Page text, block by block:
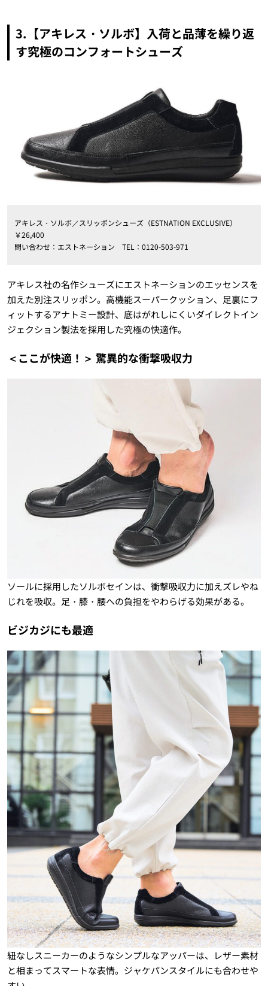
3.【アキレス・ソルボ】入荷と品薄を繰り返
す究極のコンフォートシューズ
アキレス・ソルボ／スリッポンシューズ（ESTNATION EXCLUSIVE）
￥26,400
問い合わせ：エストネーション TEL：0120-503-971
アキレス社の名作シューズにエストネーションのエッセンスを
加えた別注スリッポン。高機能スーパークッション、足裏にフ
ィットするアナトミー設計、底はがれしにくいダイレクトイン
ジェクション製法を採用した究極の快適作。
＜ここが快適！＞ 驚異的な衝撃吸収力
ソールに採用したソルボセインは、衝撃吸収力に加えズレやね
じれを吸収。足・膝・腰への負担をやわらげる効果がある。
ビジカジにも最適
紐なしスニーカーのようなシンプルなアッパーは、レザー素材
と相まってスマートな表情。ジャケパンスタイルにも合わせや